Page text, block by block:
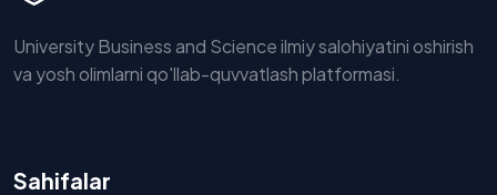
University Business and Science ilmiy salohiyatini oshirish
va yosh olimlarni qo'llab-quvvatlash platformasi.
Sahifalar